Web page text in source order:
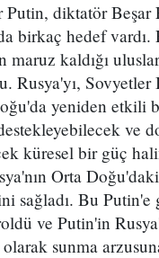
Putin, diktatör Beşar
birkaç hedef vardı.
maruz kaldığı
Rusya'yı,
yeniden etkili
ve
küresel bir güç
Orta Doğu'daki
sağladı. Bu Putin'e
ve Putin'in
sunma